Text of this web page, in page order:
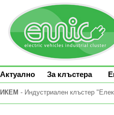
Актуално За клъстера
ИКЕМ - Индустриален клъстер